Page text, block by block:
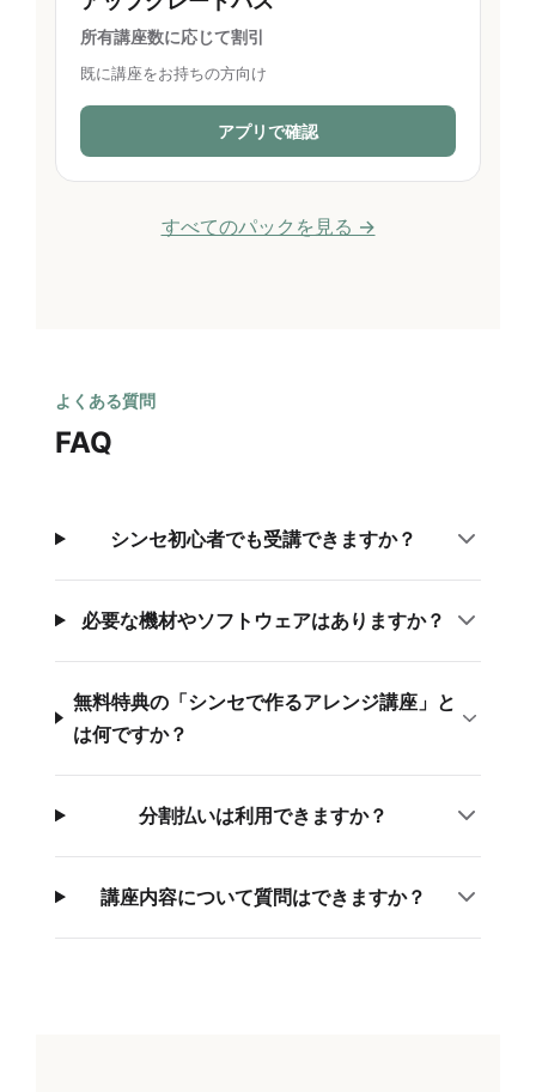
所有講座数に応じて割引
既に講座をお持ちの方向け
アプリで確認
すべてのパックを見る →
よくある質問
FAQ
シンセ初心者でも受講できますか？
必要な機材やソフトウェアはありますか？
無料特典の「シンセで作るアレンジ講座」と
は何ですか？
分割払いは利用できますか？
講座内容について質問はできますか？